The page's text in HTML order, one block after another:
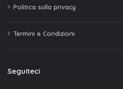
Politica sulla privacy
Termini e Condizioni
Seguiteci